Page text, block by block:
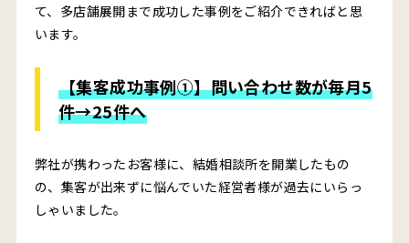
て、多店舗展開まで成功した事例をご紹介できればと思
います。
【集客成功事例①】問い合わせ数が毎月5
件→25件へ
弊社が携わったお客様に、結婚相談所を開業したもの
の、集客が出来ずに悩んでいた経営者様が過去にいらっ
しゃいました。